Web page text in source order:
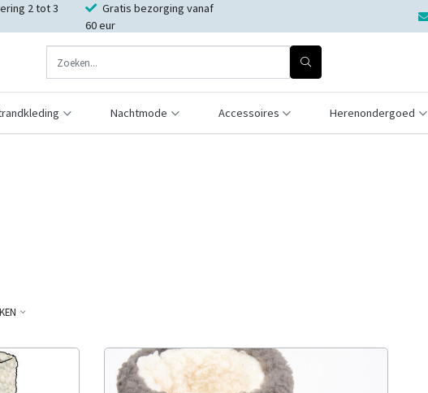
2 tot 3
Gratis bezorging vanaf
60 eur
Nachtmode Accessoires Herenondergoed